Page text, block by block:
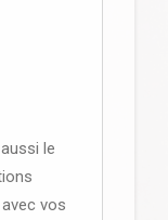
le
vos